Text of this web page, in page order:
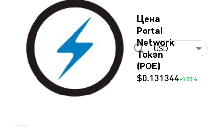
Цена
Portal
Network
Token
(POE)
$0.131344+0.00%
USD